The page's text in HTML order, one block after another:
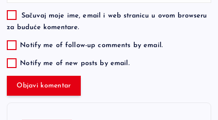
Sačuvaj moje ime, email i web stranicu u ovom browseru
za buduće komentare.
Notify me of follow-up comments by email.
Notify me of new posts by email.